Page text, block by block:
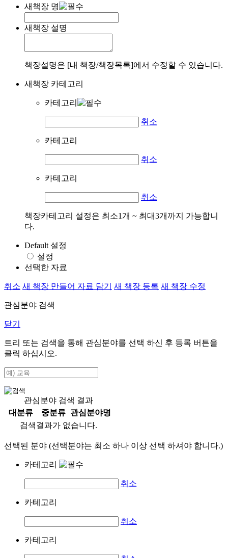
새책장 명
새책장 설명
책장설명은 [내 책장/책장목록]에서 수정할 수 있습니다.
새책장 카테고리
카테고리
취소
카테고리
취소
카테고리
취소
책장카테고리 설정은 최소1개 ~ 최대3개까지 가능합니
다.
Default 설정
설정
선택한 자료
취소 새 책장 만들어 자료 담기 새 책장 등록 새 책장 수정
관심분야 검색
닫기
트리 또는 검색을 통해 관심분야를 선택 하신 후 등록 버튼을
클릭 하십시오.
관심분야 검색 결과
대분류
중분류
관심분야명
검색결과가 없습니다.
선택된 분야 (선택분야는 최소 하나 이상 선택 하셔야 합니다.)
카테고리
취소
카테고리
취소
카테고리